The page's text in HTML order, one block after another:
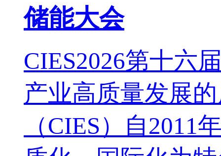
储能大会
CIES2026第十六
产业高质量发展
（CIES）自